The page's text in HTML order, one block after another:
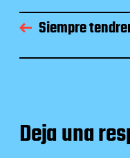
Siempre
Deja una